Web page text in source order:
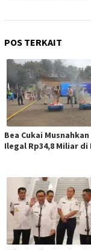
POS TERKAIT
Bea Cukai
Ilegal Rp34,8 Miliar di